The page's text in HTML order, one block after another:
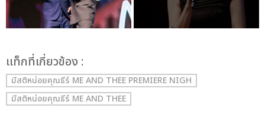
เเท็กที่เกี่ยวข้อง :
มีสติหน่อยคุณธีร์ ME AND THEE PREMIERE NIGH
มีสติหน่อยคุณธีร์ ME AND THEE